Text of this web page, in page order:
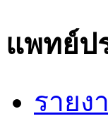
แพทย์ป
รายง